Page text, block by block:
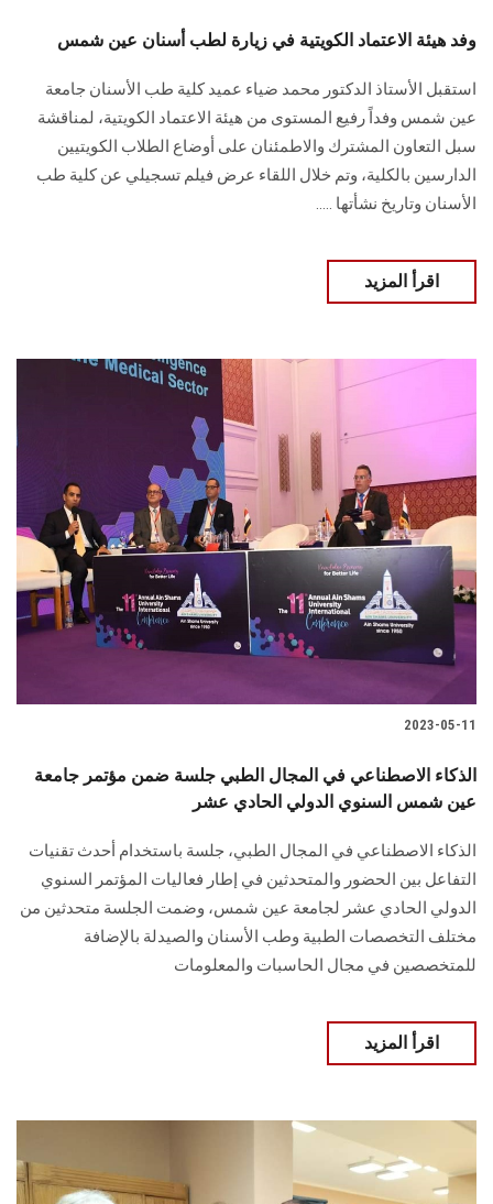
وفد هيئة الاعتماد الكويتية في زيارة لطب أسنان عين شمس
استقبل الأستاذ الدكتور محمد ضياء عميد كلية طب الأسنان جامعة
عين شمس وفداً رفيع المستوى من هيئة الاعتماد الكويتية، لمناقشة
سبل التعاون المشترك والاطمئنان على أوضاع الطلاب الكويتيين
الدارسين بالكلية، وتم خلال اللقاء عرض فيلم تسجيلي عن كلية طب
الأسنان وتاريخ نشأتها .....
اقرأ المزيد
2023-05-11
الذكاء الاصطناعي في المجال الطبي جلسة ضمن مؤتمر جامعة
عين شمس السنوي الدولي الحادي عشر
الذكاء الاصطناعي في المجال الطبي، جلسة باستخدام أحدث تقنيات
التفاعل بين الحضور والمتحدثين في إطار فعاليات المؤتمر السنوي
الدولي الحادي عشر لجامعة عين شمس، وضمت الجلسة متحدثين من
مختلف التخصصات الطبية وطب الأسنان والصيدلة بالإضافة
للمتخصصين في مجال الحاسبات والمعلومات
اقرأ المزيد